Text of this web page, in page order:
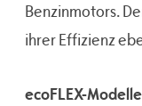
Benzinmotors.
ihrer Effizienz
ecoFLEX-